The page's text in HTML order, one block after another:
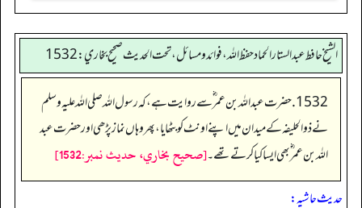
الشيخ حافط عبدالستار الحماد حفظ الله، فوائد و مسائل، تحت الحديث صحيح بخاري:1532
1532. حضرت عبداللہ بن عمر ؓ سے روایت ہے، کہ رسول اللہ صلی اللہ علیہ وسلم
نے ذوالحلیفہ کے میدان میں اپنے اونٹ کو بٹھایا، پھر وہاں نماز پڑھی اور حضرت عبد
اللہ بن عمر ؓ بھی ایسا کیا کرتے تھے۔[صحيح بخاري، حديث نمبر:1532]
حدیث حاشیہ: